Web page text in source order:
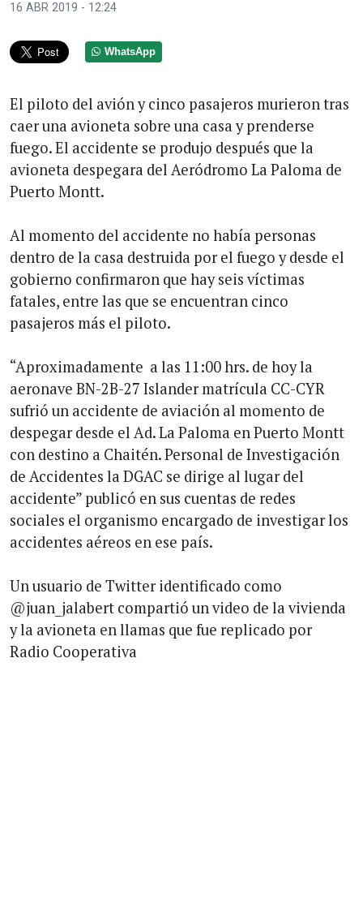
16 ABR 2019 - 12:24
WhatsApp
El piloto del avión y cinco pasajeros murieron tras
caer una avioneta sobre una casa y prenderse
fuego. El accidente se produjo después que la
avioneta despegara del Aeródromo La Paloma de
Puerto Montt.
Al momento del accidente no había personas
dentro de la casa destruida por el fuego y desde el
gobierno confirmaron que hay seis víctimas
fatales, entre las que se encuentran cinco
pasajeros más el piloto.
“Aproximadamente a las 11:00 hrs. de hoy la
aeronave BN-2B-27 Islander matrícula CC-CYR
sufrió un accidente de aviación al momento de
despegar desde el Ad. La Paloma en Puerto Montt
con destino a Chaitén. Personal de Investigación
de Accidentes la DGAC se dirige al lugar del
accidente” publicó en sus cuentas de redes
sociales el organismo encargado de investigar los
accidentes aéreos en ese país.
Un usuario de Twitter identificado como
@juan_jalabert compartió un video de la vivienda
y la avioneta en llamas que fue replicado por
Radio Cooperativa